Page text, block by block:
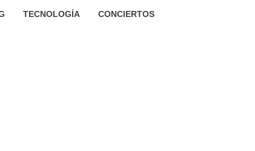
TECNOLOGÍA CONCIERTOS